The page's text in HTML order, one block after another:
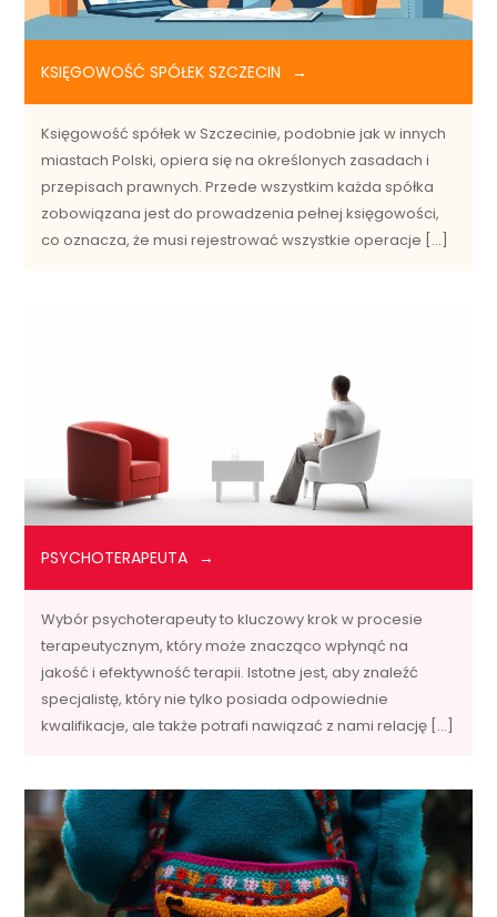
KSIĘGOWOŚĆ SPÓŁEK SZCZECIN
Księgowość spółek w Szczecinie, podobnie jak w innych
miastach Polski, opiera się na określonych zasadach i
przepisach prawnych. Przede wszystkim każda spółka
zobowiązana jest do prowadzenia pełnej księgowości,
co oznacza, że musi rejestrować wszystkie operacje […]
PSYCHOTERAPEUTA
Wybór psychoterapeuty to kluczowy krok w procesie
terapeutycznym, który może znacząco wpłynąć na
jakość i efektywność terapii. Istotne jest, aby znaleźć
specjalistę, który nie tylko posiada odpowiednie
kwalifikacje, ale także potrafi nawiązać z nami relację […]